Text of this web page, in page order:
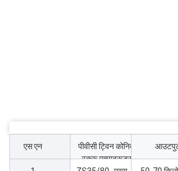
एस एन
पीवीसी ट्विन कोनिक
स्क्रू एक्सट्रूडर